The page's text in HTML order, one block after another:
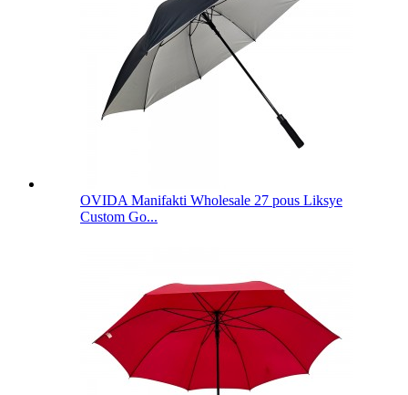
OVIDA Manifakti Wholesale 27 pous Liksye
Custom Go...